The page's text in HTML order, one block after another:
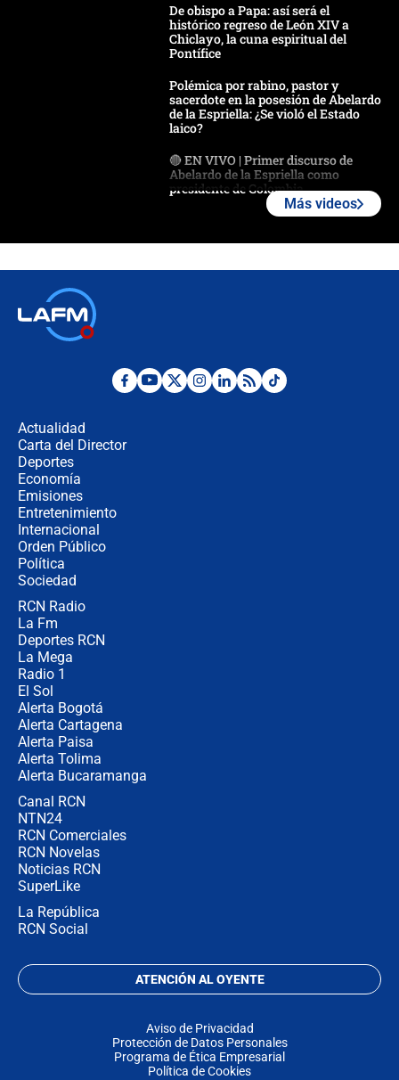
De obispo a Papa: así será el
histórico regreso de León XIV a
Chiclayo, la cuna espiritual del
Pontífice
Polémica por rabino, pastor y
sacerdote en la posesión de Abelardo
de la Espriella: ¿Se violó el Estado
laico?
🔴 EN VIVO | Primer discurso de
Abelardo de la Espriella como
presidente de Colombia
Desde dermatitis hasta infecciones:
Más videos
Actualidad
Carta del Director
Deportes
Economía
Emisiones
Entretenimiento
Internacional
Orden Público
Política
Sociedad
RCN Radio
La Fm
Deportes RCN
La Mega
Radio 1
El Sol
Alerta Bogotá
Alerta Cartagena
Alerta Paisa
Alerta Tolima
Alerta Bucaramanga
Canal RCN
NTN24
RCN Comerciales
RCN Novelas
Noticias RCN
SuperLike
La República
RCN Social
ATENCIÓN AL OYENTE
Aviso de Privacidad
Protección de Datos Personales
Programa de Ética Empresarial
Política de Cookies